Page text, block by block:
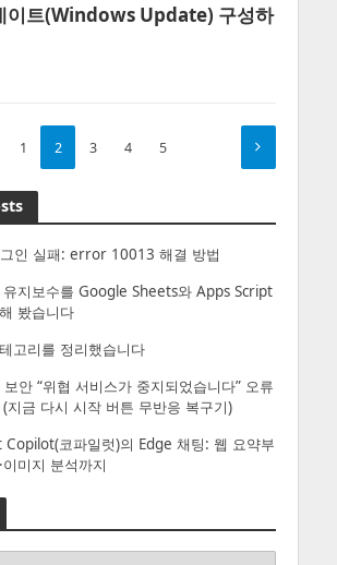
이트(Windows Update) 구성하
1 2 3 4 5
인 실패: error 10013 해결 방법
유지보수를 Google Sheets와 Apps Script
봤습니다
고리를 정리했습니다
안 “위협 서비스가 중지되었습니다” 오류
지금 다시 시작 버튼 무반응 복구기)
코파일럿)의 Edge 채팅: 웹 요약부
이미지 분석까지